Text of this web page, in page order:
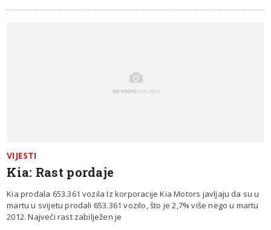
VIJESTI
Kia: Rast pordaje
Kia prodala 653.361 vozila Iz korporacije Kia Motors javljaju da su u
martu u svijetu prodali 653.361 vozilo, što je 2,7% više nego u martu
2012. Najveći rast zabilježen je